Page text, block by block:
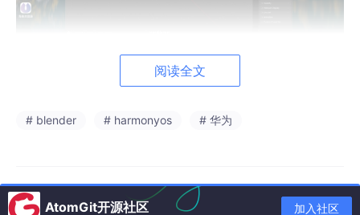
Blender 是什么不用多说了：
但一直以来，鸿蒙设备上 没有专业级建模软件
，创作者生态明显缺
一块拼图。
阅读全文
# blender # harmonyos # 华为
AtomGit开源社区 加入社区